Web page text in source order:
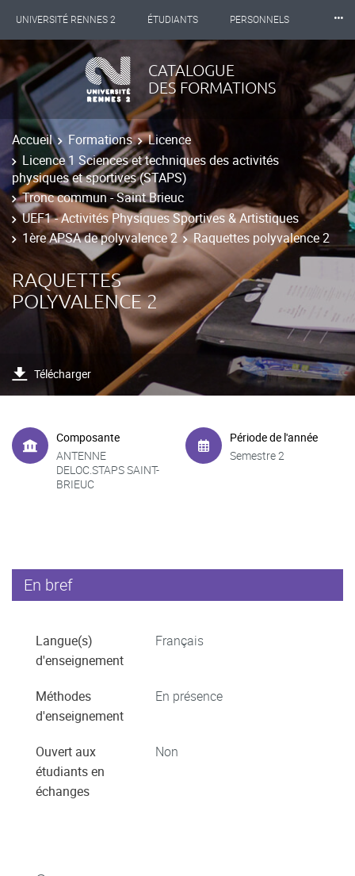
UNIVERSITÉ RENNES 2 ÉTUDIANTS PERSONNELS
INTERNATIONAL PROFESSIONNELS
LES NOUVELLES DE RENNES 2
⸱⸱⸱
CATALOGUE
DES FORMATIONS
Accueil Formations
Licence
Licence 1 Sciences et techniques des activités
physiques et sportives (STAPS)
Tronc commun - Saint Brieuc
UEF1 - Activités Physiques Sportives & Artistiques
1ère APSA de polyvalence 2
Raquettes polyvalence 2
RAQUETTES
POLYVALENCE 2
Télécharger
Composante
ANTENNE
DELOC.STAPS SAINT-
BRIEUC
Période de l'année
Semestre 2
En bref
Langue(s)
d'enseignement
Français
Méthodes
d'enseignement
En présence
Ouvert aux
étudiants en
échanges
Non